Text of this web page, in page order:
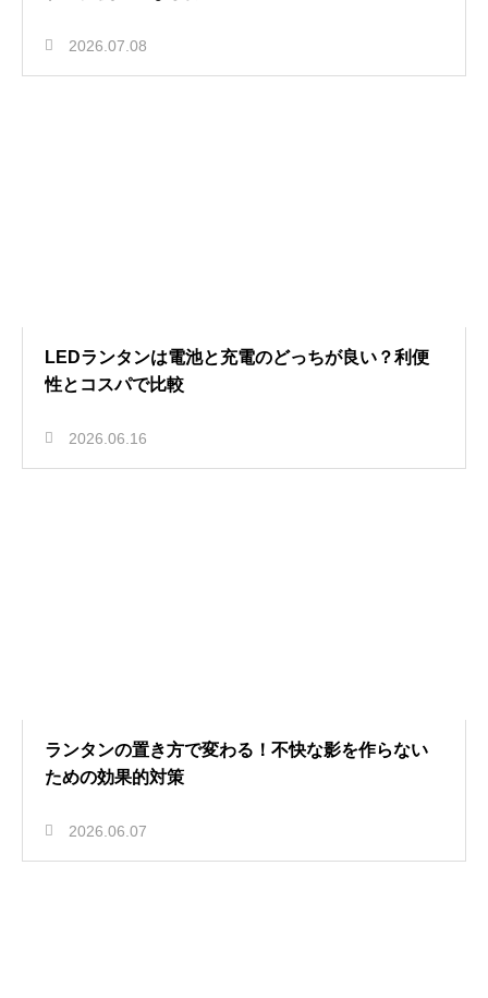
2026.07.08
LEDランタンは電池と充電のどっちが良い？利便
性とコスパで比較
2026.06.16
ランタンの置き方で変わる！不快な影を作らない
ための効果的対策
2026.06.07